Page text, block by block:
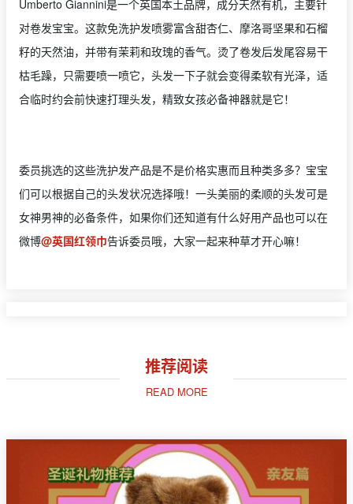
Umberto Giannini是一个英国本土品牌，成分天然有机，主要针
对卷发宝宝。这款免洗护发喷雾富含甜杏仁、摩洛哥坚果和石榴
籽的天然油，并带有茉莉和玫瑰的香气。烫了卷发后发尾容易干
枯毛躁，只需要喷一喷它，头发一下子就会变得柔软有光泽，适
合临时约会前快速打理头发，精致女孩必备神器就是它！
委员挑选的这些洗护发产品是不是价格实惠而且种类多多？宝宝
们可以根据自己的头发状况选择哦！一头美丽的柔顺的头发可是
女神男神的必备条件，如果你们还知道有什么好用产品也可以在
微博@英国红领巾告诉委员哦，大家一起来种草才开心嘛！
推荐阅读
READ MORE